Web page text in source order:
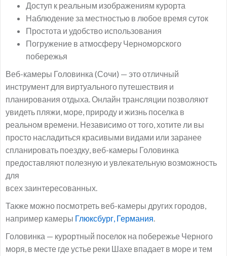
Доступ к реальным изображениям курорта
Наблюдение за местностью в любое время суток
Простота и удобство использования
Погружение в атмосферу Черноморского
побережья
Веб-камеры Головинка (Сочи) — это отличный
инструмент для виртуального путешествия и
планирования отдыха. Онлайн трансляции позволяют
увидеть пляжи, море, природу и жизнь поселка в
реальном времени. Независимо от того, хотите ли вы
просто насладиться красивыми видами или заранее
спланировать поездку, веб-камеры Головинка
предоставляют полезную и увлекательную возможность
для
всех заинтересованных.
Также можно посмотреть веб-камеры других городов,
например камеры Глюксбург, Германия.
Головинка — курортный поселок на побережье Черного
моря, в месте где устье реки Шахе впадает в море и тем